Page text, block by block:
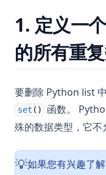
1. 定义一
的所有重
要删除 Python list
set ()
函数。
殊的数据类型，它不
💡如果您有兴趣了